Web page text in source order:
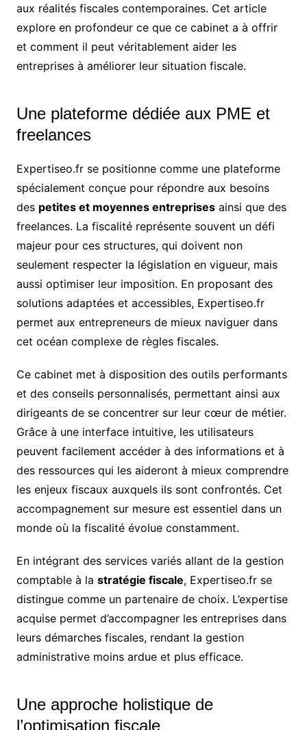
aux réalités fiscales contemporaines. Cet article
explore en profondeur ce que ce cabinet a à offrir
et comment il peut véritablement aider les
entreprises à améliorer leur situation fiscale.
Une plateforme dédiée aux PME et
freelances
Expertiseo.fr se positionne comme une plateforme
spécialement conçue pour répondre aux besoins
des petites et moyennes entreprisesainsi que des
freelances. La fiscalité représente souvent un défi
majeur pour ces structures, qui doivent non
seulement respecter la législation en vigueur, mais
aussi optimiser leur imposition. En proposant des
solutions adaptées et accessibles, Expertiseo.fr
permet aux entrepreneurs de mieux naviguer dans
cet océan complexe de règles fiscales.
Ce cabinet met à disposition des outils performants
et des conseils personnalisés, permettant ainsi aux
dirigeants de se concentrer sur leur cœur de métier.
Grâce à une interface intuitive, les utilisateurs
peuvent facilement accéder à des informations et à
des ressources qui les aideront à mieux comprendre
les enjeux fiscaux auxquels ils sont confrontés. Cet
accompagnement sur mesure est essentiel dans un
monde où la fiscalité évolue constamment.
En intégrant des services variés allant de la gestion
comptable à la stratégie fiscale, Expertiseo.fr se
distingue comme un partenaire de choix. L’expertise
acquise permet d’accompagner les entreprises dans
leurs démarches fiscales, rendant la gestion
administrative moins ardue et plus efficace.
Une approche holistique de
l’optimisation fiscale